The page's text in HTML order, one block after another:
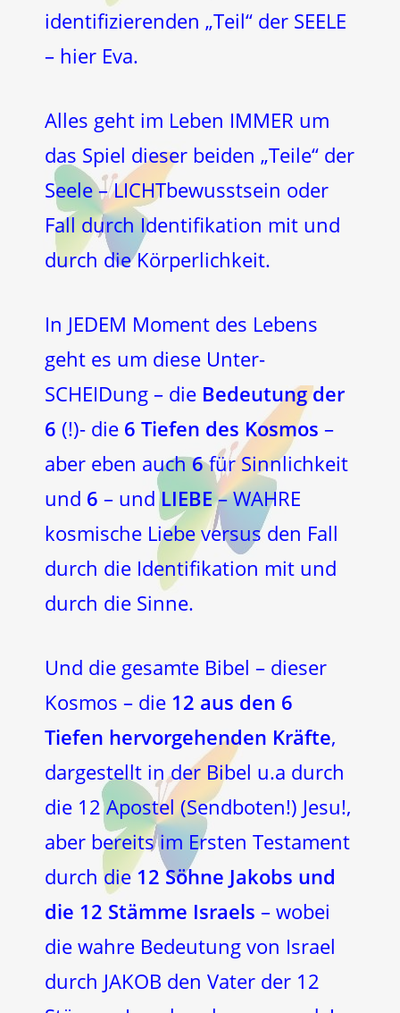
identifizierenden „Teil“ der SEELE
– hier Eva.
Alles geht im Leben IMMER um
das Spiel dieser beiden „Teile“ der
Seele – LICHTbewusstsein oder
Fall durch Identifikation mit und
durch die Körperlichkeit.
In JEDEM Moment des Lebens
geht es um diese Unter-
SCHEIDung – die Bedeutung der
6 (!)- die 6 Tiefen des Kosmos –
aber eben auch6für Sinnlichkeit
und 6 – undLIEBE– WAHRE
kosmische Liebe versus den Fall
durch die Identifikation mit und
durch die Sinne.
Und die gesamte Bibel – dieser
Kosmos – die 12 aus den 6
Tiefen hervorgehenden Kräfte,
dargestellt in der Bibel u.a durch
die 12 Apostel (Sendboten!) Jesu!,
aber bereits im Ersten Testament
durch die12 Söhne Jakobs und
die 12 Stämme Israels – wobei
die wahre Bedeutung von Israel
durch JAKOB den Vater der 12